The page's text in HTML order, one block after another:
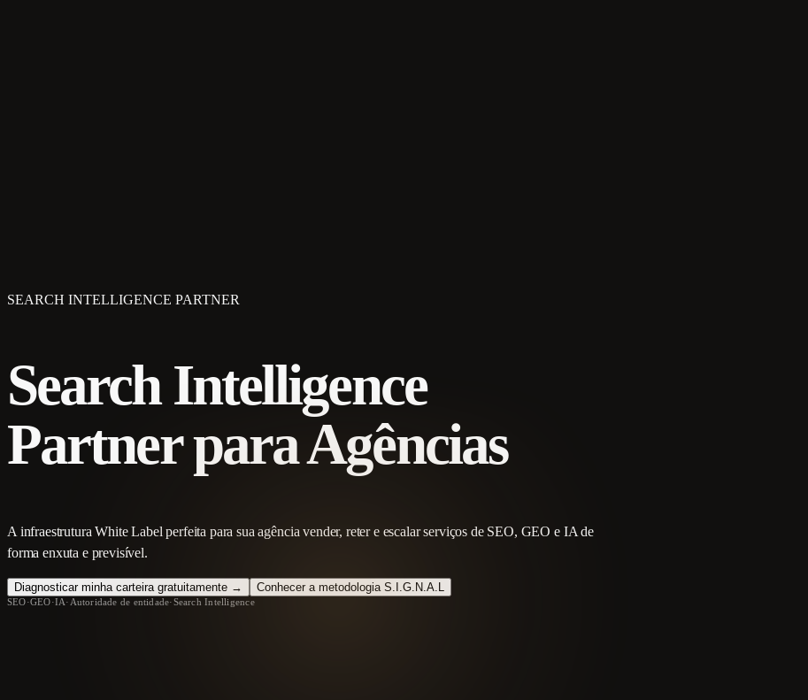
SEARCH INTELLIGENCE PARTNER
Search Intelligence
Partner para Agências
A infraestrutura White Label perfeita para sua agência vender, reter e escalar serviços de SEO, GEO e IA de
forma enxuta e previsível.
Diagnosticar minha carteira gratuitamente → Conhecer a metodologia S.I.G.N.A.L
SEO·GEO·IA· Autoridade de entidade·Search Intelligence